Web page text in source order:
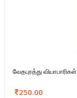
வேதபுரத்து வியாபாரிகள்
250.00